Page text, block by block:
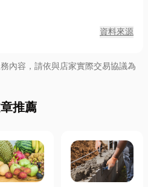
資料來源
內容，請依與店家實際交易協議為
推薦